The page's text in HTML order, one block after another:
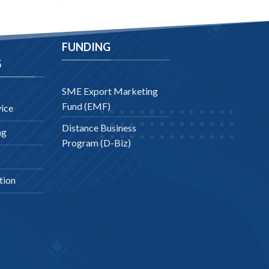
FUNDING
SME Export Marketing
Fund (EMF)
Distance Business
Program (D-Biz)